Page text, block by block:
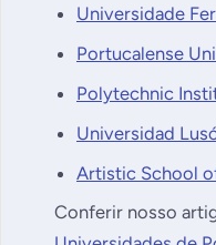
Universidade
Portucalense
Polytechnic
Universidad
Artistic School
Conferir nosso